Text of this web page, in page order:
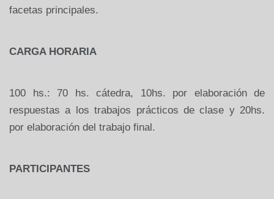
facetas principales.
CARGA HORARIA
100 hs.: 70 hs. cátedra, 10hs. por elaboración de
respuestas a los trabajos prácticos de clase y 20hs.
por elaboración del trabajo final.
PARTICIPANTES